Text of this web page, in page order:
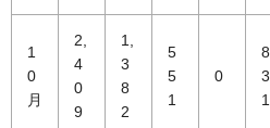
1
0
月
2,
4
0
9
1,
3
8
2
5
5
1
0
8
3
1